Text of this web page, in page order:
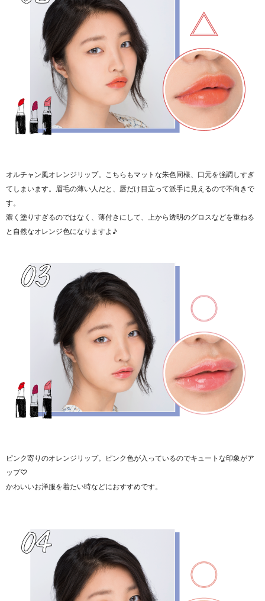
オルチャン風オレンジリップ。こちらもマットな朱色同様、口元を強調しすぎ
てしまいます。眉毛の薄い人だと、唇だけ目立って派手に見えるので不向きで
す。
濃く塗りすぎるのではなく、薄付きにして、上から透明のグロスなどを重ねる
と自然なオレンジ色になりますよ♪
ピンク寄りのオレンジリップ。ピンク色が入っているのでキュートな印象がア
ップ♡
かわいいお洋服を着たい時などにおすすめです。